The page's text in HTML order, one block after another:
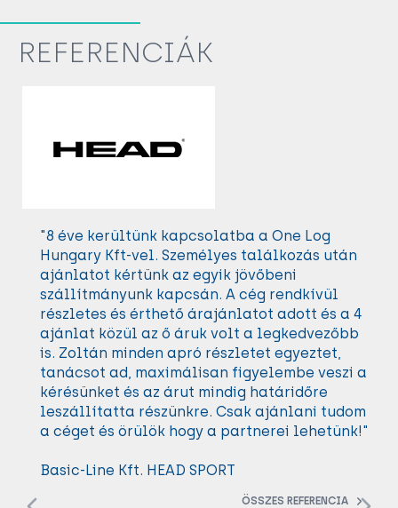
REFERENCIÁK
"8 éve kerültünk kapcsolatba a One Log
Hungary Kft-vel. Személyes találkozás után
ajánlatot kértünk az egyik jövőbeni
szállítmányunk kapcsán. A cég rendkívül
részletes és érthető árajánlatot adott és a 4
ajánlat közül az ő áruk volt a legkedvezőbb
is. Zoltán minden apró részletet egyeztet,
tanácsot ad, maximálisan figyelembe veszi a
kérésünket és az árut mindig határidőre
leszállítatta részünkre. Csak ajánlani tudom
a céget és örülök hogy a partnerei lehetünk!"
Basic-Line Kft. HEAD SPORT
ÖSSZES REFERENCIA